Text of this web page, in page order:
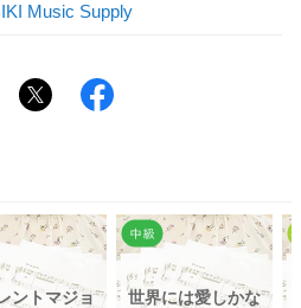
Music Supply
ントマジョ
世界には愛しかな